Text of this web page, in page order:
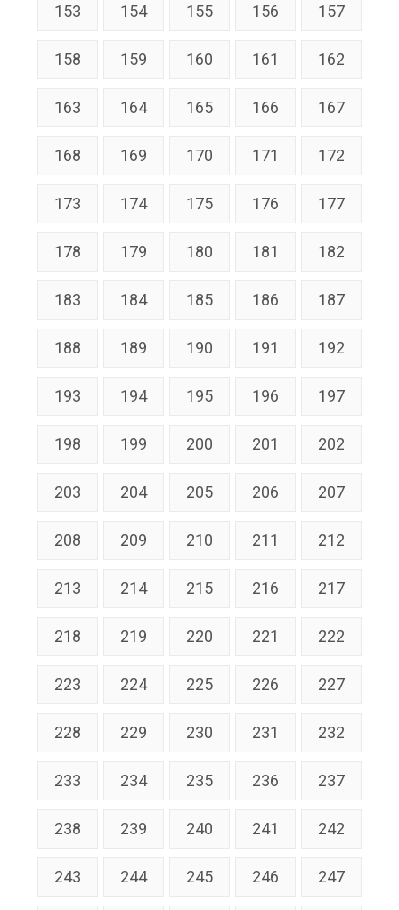
153 154 155 156 157
158 159 160 161 162
163 164 165 166 167
168 169 170 171 172
173 174 175 176 177
178 179 180 181 182
183 184 185 186 187
188 189 190 191 192
193 194 195 196 197
198 199 200 201 202
203 204 205 206 207
208 209 210 211 212
213 214 215 216 217
218 219 220 221 222
223 224 225 226 227
228 229 230 231 232
233 234 235 236 237
238 239 240 241 242
243 244 245 246 247